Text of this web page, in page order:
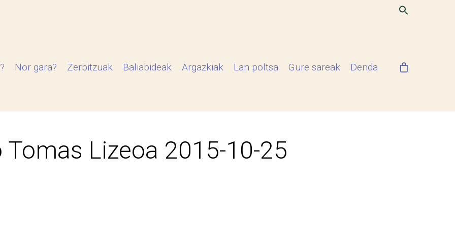
Nor gara? Zerbitzuak Baliabideak Argazkiak Lan poltsa Gure sareak Denda
Tomas Lizeoa 2015-10-25